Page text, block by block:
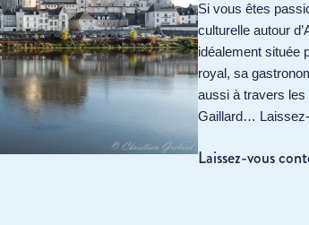
Si vous êtes
culturelle autour
idéalement située
royal, sa
aussi à travers les
Gaillard…
Laissez-vous